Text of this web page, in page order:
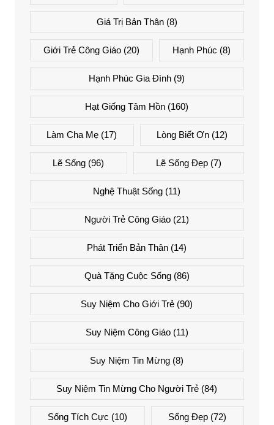
Giá Trị Bản Thân(8)
Giới Trẻ Công Giáo(20) Hạnh Phúc (8)
Hạnh Phúc Gia Đình (9)
Hạt Giống Tâm Hồn (160)
Làm Cha Mẹ (17) Lòng Biết Ơn(12)
Lẽ Sống (96) Lẽ Sống Đẹp(7)
Nghệ Thuật Sống (11)
Người Trẻ Công Giáo (21)
Phát Triển Bản Thân (14)
Quà Tặng Cuộc Sống(86)
Suy Niệm Cho Giới Trẻ (90)
Suy Niệm Công Giáo(11)
Suy Niệm Tin Mừng (8)
Suy Niệm Tin Mừng Cho Người Trẻ (84)
Sống Tích Cực (10) Sống Đẹp (72)